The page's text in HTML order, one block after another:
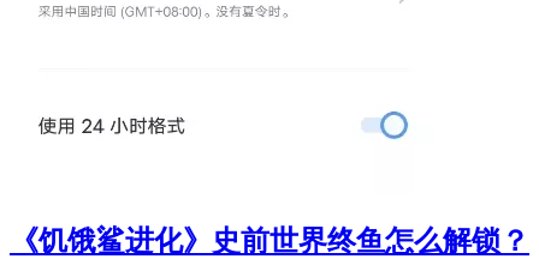
《饥饿鲨进化》史前世界终鱼怎么解锁？